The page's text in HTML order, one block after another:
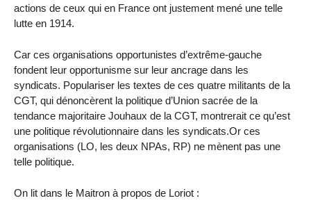
actions de ceux qui en France ont justement mené une telle
lutte en 1914.
Car ces organisations opportunistes d’extrême-gauche
fondent leur opportunisme sur leur ancrage dans les
syndicats. Populariser les textes de ces quatre militants de la
CGT, qui dénoncèrent la politique d’Union sacrée de la
tendance majoritaire Jouhaux de la CGT, montrerait ce qu’est
une politique révolutionnaire dans les syndicats.Or ces
organisations (LO, les deux NPAs, RP) ne mènent pas une
telle politique.
On lit dans le Maitron à propos de Loriot :